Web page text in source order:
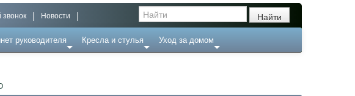
| Новости |
руководителя Кресла и стулья Уход за домом